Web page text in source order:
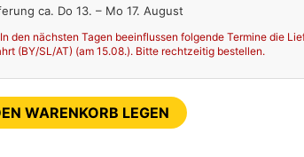
ca. Do 13. – Mo 17. August
den nächsten Tagen beeinflussen folgende Termine die
(BY/SL/AT) (am 15.08.). Bitte rechtzeitig bestellen.
WARENKORB LEGEN